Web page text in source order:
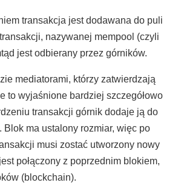
transakcja jest dodawana do puli
nazywanej mempool (czyli
jest odbierany przez górników.
mediatorami, którzy zatwierdzają
to wyjaśnione bardziej szczegółowo
transakcji górnik dodaje ją do
Blok ma ustalony rozmiar, więc po
musi zostać utworzony nowy
połączony z poprzednim blokiem,
(blockchain).